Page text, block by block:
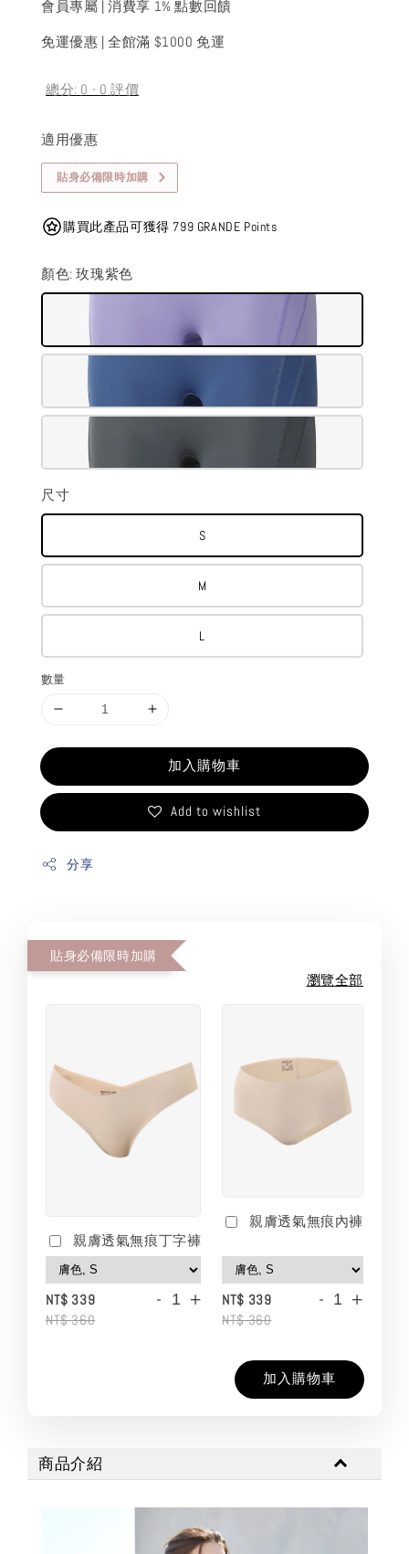
會員專屬 | 消費享 1% 點數回饋
免運優惠 | 全館滿 $1000 免運
總分: 0 - 0 評價
適用優惠
貼身必備限時加購
購買此產品可獲得 799 GRANDE Points
顏色: 玫瑰紫色
尺寸
S
M
L
數量
加入購物車
Add to wishlist
分享
貼身必備限時加購
瀏覽全部
親膚透氣無痕丁字褲
NT$ 339
NT$ 360
- +
親膚透氣無痕內褲
NT$ 339
NT$ 360
- +
加入購物車
商品介紹